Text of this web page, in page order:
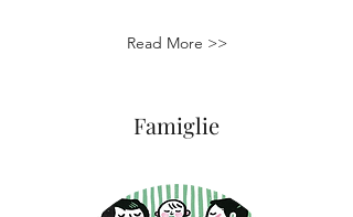
Read More >>
Famiglie